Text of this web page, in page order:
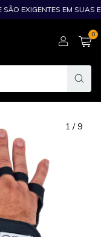
EXIGENTES EM SUAS
0
1 / 9